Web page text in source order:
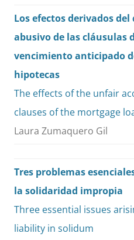
Los efectos derivados del
abusivo de las cláusulas
vencimiento anticipado
hipotecas
The effects of the unfair
clauses of the mortgage
Laura Zumaquero Gil
Tres problemas
la solidaridad impropia
Three essential issues
liability in solidum